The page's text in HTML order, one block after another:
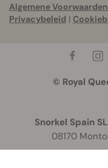
Algemene Voorwaarden
Privacybeleid |
© Royal
Snorkel Spain SL
08170